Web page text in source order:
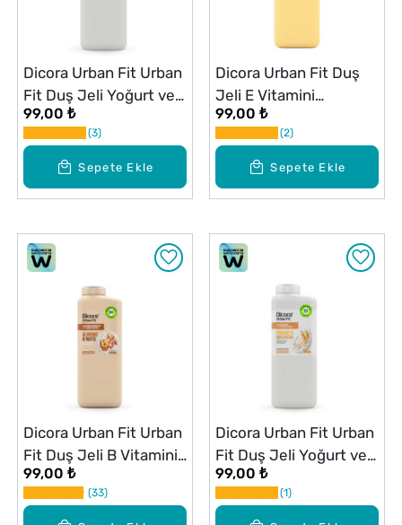
Sepete Ekle
Dicora Urban Fit Urban
Fit Duş Jeli Yoğurt ve
Fıstık 400 ml
99,00 ₺
3
Sepete Ekle
Dicora Urban Fit Duş
Jeli E Vitamini
Mango&Avokado 400
ml
99,00 ₺
2
Dicora Urban Fit Urban
Fit Duş Jeli B Vitamini
Badem ve Fındık 400
ml
99,00 ₺
33
Dicora Urban Fit Urban
Fit Duş Jeli Yoğurt ve
Yulaf 400 ml
99,00 ₺
1